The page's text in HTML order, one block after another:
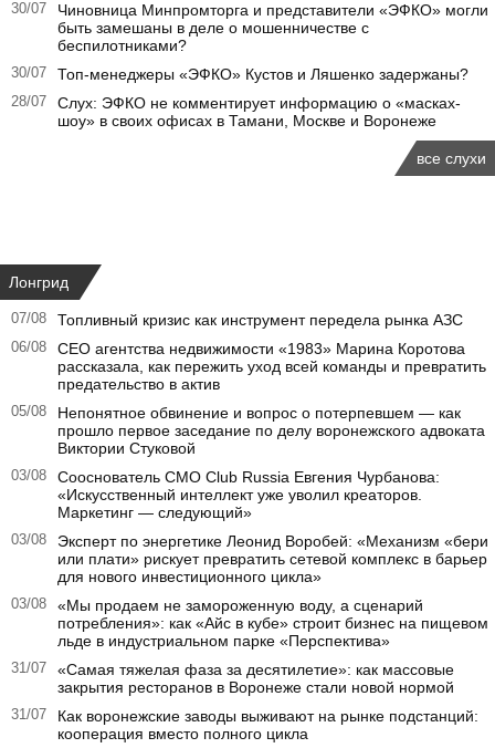
30/07
Чиновница Минпромторга и представители «ЭФКО» могли
быть замешаны в деле о мошенничестве с
беспилотниками?
30/07 Топ-менеджеры «ЭФКО» Кустов и Ляшенко задержаны?
28/07
Слух: ЭФКО не комментирует информацию о «масках-
шоу» в своих офисах в Тамани, Москве и Воронеже
все слухи
Лонгрид
07/08 Топливный кризис как инструмент передела рынка АЗС
06/08
CEO агентства недвижимости «1983» Марина Коротова
рассказала, как пережить уход всей команды и превратить
предательство в актив
05/08
Непонятное обвинение и вопрос о потерпевшем — как
прошло первое заседание по делу воронежского адвоката
Виктории Стуковой
03/08
Сооснователь CMO Club Russia Евгения Чурбанова:
«Искусственный интеллект уже уволил креаторов.
Маркетинг — следующий»
03/08
Эксперт по энергетике Леонид Воробей: «Механизм «бери
или плати» рискует превратить сетевой комплекс в барьер
для нового инвестиционного цикла»
03/08
«Мы продаем не замороженную воду, а сценарий
потребления»: как «Айс в кубе» строит бизнес на пищевом
льде в индустриальном парке «Перспектива»
31/07
«Самая тяжелая фаза за десятилетие»: как массовые
закрытия ресторанов в Воронеже стали новой нормой
31/07
Как воронежские заводы выживают на рынке подстанций:
кооперация вместо полного цикла